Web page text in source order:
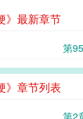
》最新章节
第
》章节列表